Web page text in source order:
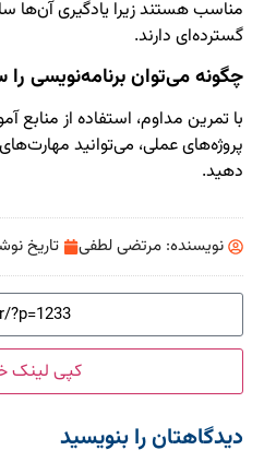
مناسب هستند زیرا یادگیری آن‌ها
گسترده‌ای دارند.
چگونه می‌توان برنامه‌نویسی را
با تمرین مداوم، استفاده از منابع
پروژه‌های عملی، می‌توانید
دهید.
نویسنده: مرتضی لطفی تاریخ
کپی لینک
دیدگاهتان را بنویسید